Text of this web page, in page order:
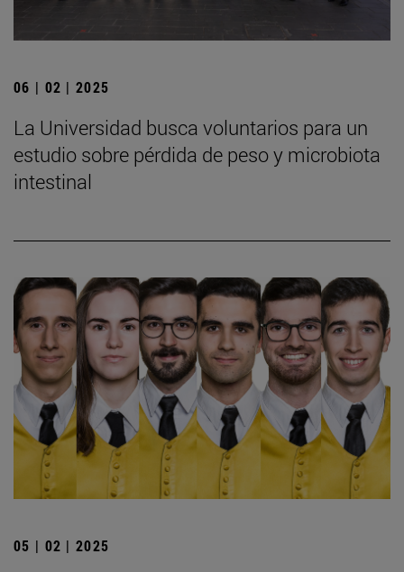
06 | 02 | 2025
La Universidad busca voluntarios para un
estudio sobre pérdida de peso y microbiota
intestinal
05 | 02 | 2025